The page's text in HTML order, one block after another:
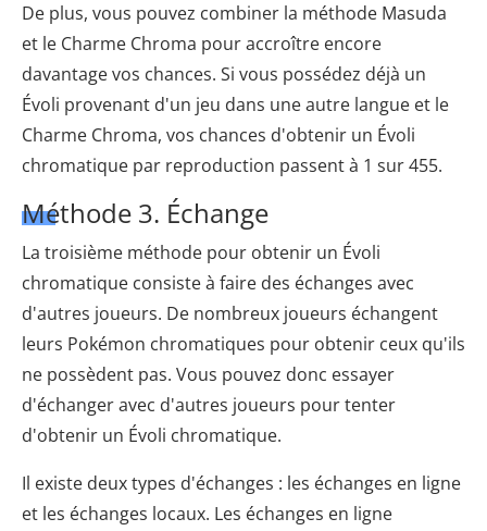
De plus, vous pouvez combiner la méthode Masuda
et le Charme Chroma pour accroître encore
davantage vos chances. Si vous possédez déjà un
Évoli provenant d'un jeu dans une autre langue et le
Charme Chroma, vos chances d'obtenir un Évoli
chromatique par reproduction passent à 1 sur 455.
Méthode 3. Échange
La troisième méthode pour obtenir un Évoli
chromatique consiste à faire des échanges avec
d'autres joueurs. De nombreux joueurs échangent
leurs Pokémon chromatiques pour obtenir ceux qu'ils
ne possèdent pas. Vous pouvez donc essayer
d'échanger avec d'autres joueurs pour tenter
d'obtenir un Évoli chromatique.
Il existe deux types d'échanges : les échanges en ligne
et les échanges locaux. Les échanges en ligne